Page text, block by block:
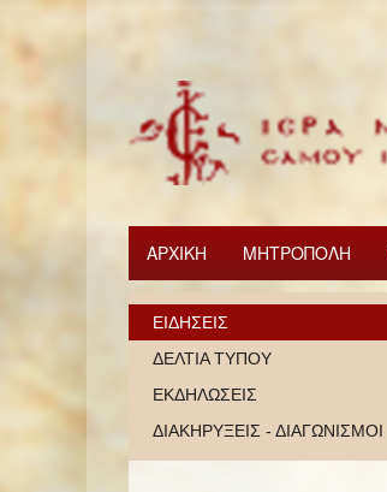
ΑΡΧΙΚΗ ΜΗΤΡΟΠΟΛΗ
ΕΙΔΗΣΕΙΣ
ΔΕΛΤΙΑ ΤΥΠΟΥ
ΕΚΔΗΛΩΣΕΙΣ
ΔΙΑΚΗΡΥΞΕΙΣ - ΔΙΑΓΩΝΙΣΜΟΙ